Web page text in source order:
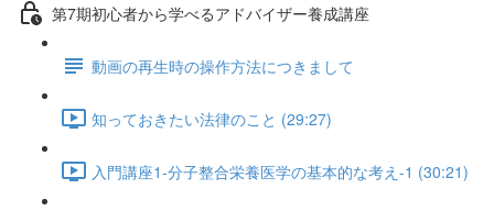
第7期初心者から学べるアドバイザー養成講座
動画の再生時の操作方法につきまして
知っておきたい法律のこと (29:27)
入門講座1-分子整合栄養医学の基本的な考え-1 (30:21)